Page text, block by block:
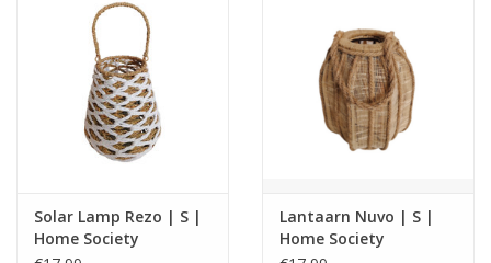
Relatiegeschenken & Bedankjes
Huisparfums
Merken
Solar Lamp Rezo | S |
Home Society
Lantaarn Nuvo | S |
Home Society